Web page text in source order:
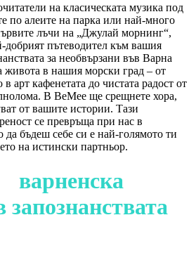
на класическата музика под
по алеите на парка или най-много
лъчи на „Джулай морнинг“,
добрият пътеводител към вашия
за необвързани във Варна
живота в нашия морски град – от
в арт кафенетата до чистата радост от
В BeMee ще срещнете хора,
от вашите истории. Тази
се превръща при нас в
да бъдеш себе си е най-голямото ти
на истински партньор.
варненска
запознанствата